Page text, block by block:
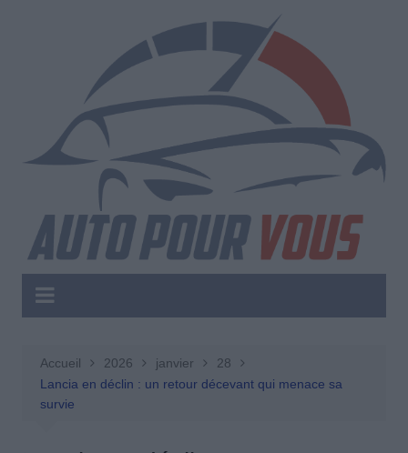
Accueil 2026 janvier
28
Lancia en déclin : un retour décevant qui menace sa
survie